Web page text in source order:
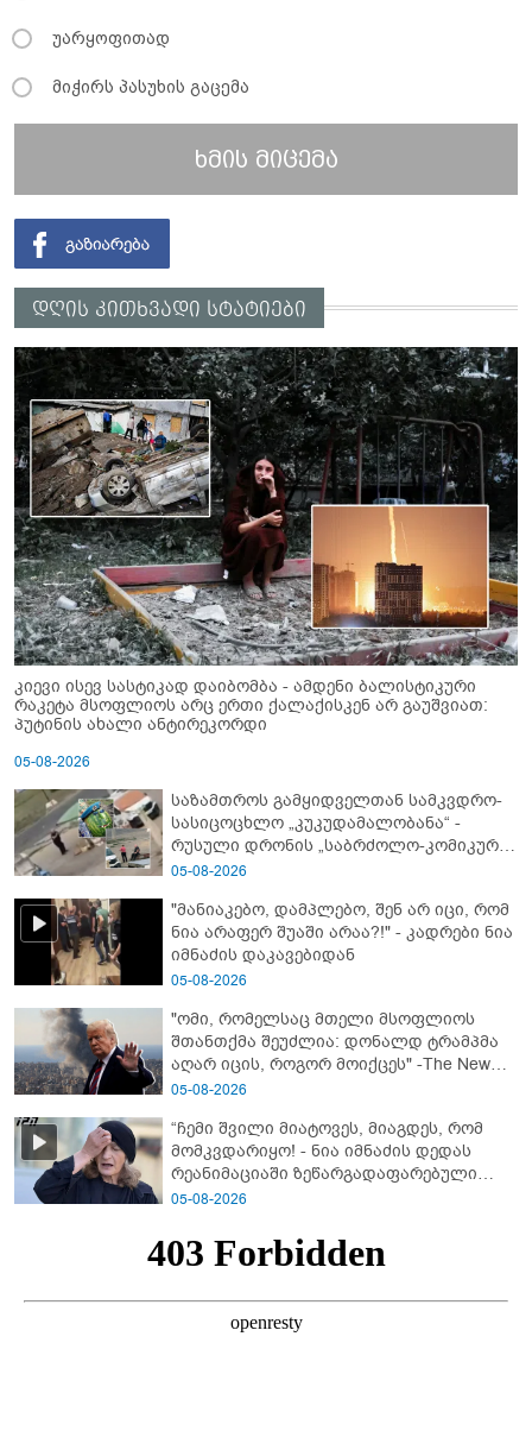
უარყოფითად
მიჭირს პასუხის გაცემა
ხმის მიცემა
დღის კითხვადი სტატიები
კიევი ისევ სასტიკად დაიბომბა - ამდენი ბალისტიკური
რაკეტა მსოფლიოს არც ერთი ქალაქისკენ არ გაუშვიათ:
პუტინის ახალი ანტირეკორდი
05-08-2026
საზამთროს გამყიდველთან სამკვდრო-
სასიცოცხლო „კუკუდამალობანა“ -
რუსული დრონის „საბრძოლო-კომიკური“
ვიდეო
05-08-2026
"მანიაკებო, დამპლებო, შენ არ იცი, რომ
ნია არაფერ შუაში არაა?!" - კადრები ნია
იმნაძის დაკავებიდან
05-08-2026
"ომი, რომელსაც მთელი მსოფლიოს
შთანთქმა შეუძლია: დონალდ ტრამპმა
აღარ იცის, როგორ მოიქცეს" -The New
York Times
05-08-2026
“ჩემი შვილი მიატოვეს, მიაგდეს, რომ
მომკვდარიყო! - ნია იმნაძის დედას
რეანიმაციაში ზეწარგადაფარებული
შვილი არ უნახავს” - გიგა ავალიანის
05-08-2026